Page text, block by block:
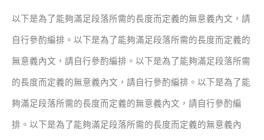
以下是為了能夠滿足段落所需的長度而定義的無意義內文，請
自行參酌編排。 以下是為了能夠滿足段落所需的長度而定義的
無意義內文，請自行參酌編排。 以下是為了能夠滿足段落所需
的長度而定義的無意義內文，請自行參酌編排。 以下是為了能
夠滿足段落所需的長度而定義的無意義內文，請自行參酌編
排。 以下是為了能夠滿足段落所需的長度而定義的無意義內